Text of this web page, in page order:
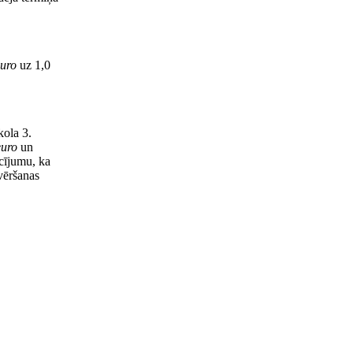
uz 1,0
3.
un
ka